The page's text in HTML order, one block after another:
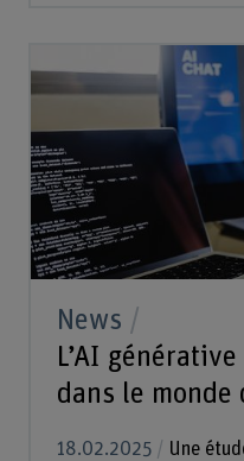
News
L’AI
dans le
18.02.2025
Une